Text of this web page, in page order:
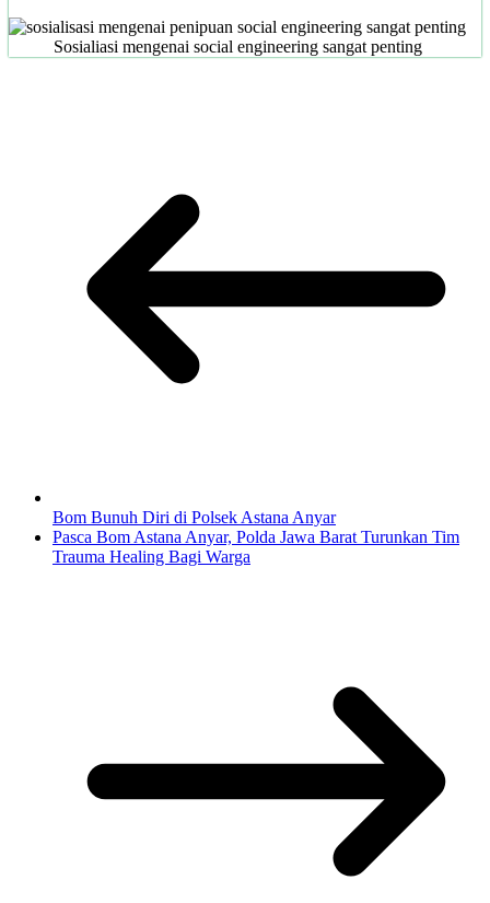
Sosialiasi mengenai social engineering sangat penting
Bom Bunuh Diri di Polsek Astana Anyar
Pasca Bom Astana Anyar, Polda Jawa Barat Turunkan Tim
Trauma Healing Bagi Warga